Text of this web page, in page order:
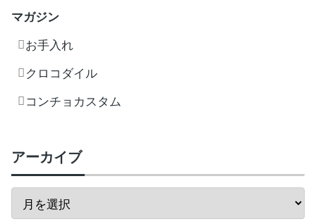
マガジン
お手入れ
クロコダイル
コンチョカスタム
アーカイブ